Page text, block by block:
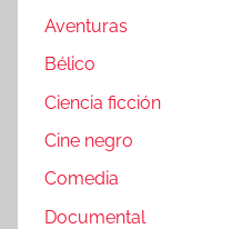
Aventuras
Bélico
Ciencia ficción
Cine negro
Comedia
Documental